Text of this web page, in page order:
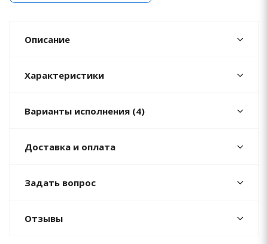
Описание
Характеристики
Варианты исполнения (4)
Доставка и оплата
Задать вопрос
Отзывы